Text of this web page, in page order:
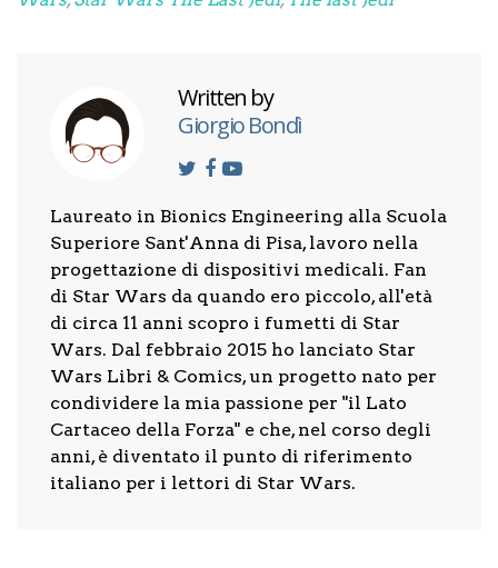
Written by
Giorgio Bondì
Laureato in Bionics Engineering alla Scuola
Superiore Sant'Anna di Pisa, lavoro nella
progettazione di dispositivi medicali. Fan
di Star Wars da quando ero piccolo, all'età
di circa 11 anni scopro i fumetti di Star
Wars. Dal febbraio 2015 ho lanciato Star
Wars Libri & Comics, un progetto nato per
condividere la mia passione per "il Lato
Cartaceo della Forza" e che, nel corso degli
anni, è diventato il punto di riferimento
italiano per i lettori di Star Wars.